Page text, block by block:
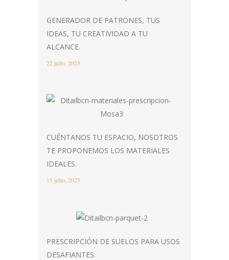
GENERADOR DE PATRONES, TUS
IDEAS, TU CREATIVIDAD A TU
ALCANCE.
22 julio, 2025
CUÉNTANOS TU ESPACIO, NOSOTROS
TE PROPONEMOS LOS MATERIALES
IDEALES.
15 julio, 2025
PRESCRIPCIÓN DE SUELOS PARA USOS
DESAFIANTES.